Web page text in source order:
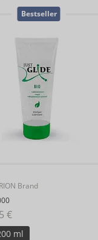
Bestseller
Brand
€
ml